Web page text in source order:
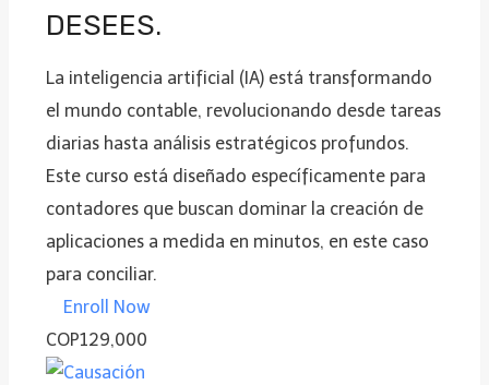
DESEES.
La inteligencia artificial (IA) está transformando
el mundo contable, revolucionando desde tareas
diarias hasta análisis estratégicos profundos.
Este curso está diseñado específicamente para
contadores que buscan dominar la creación de
aplicaciones a medida en minutos, en este caso
para conciliar.
Enroll Now
COP129,000